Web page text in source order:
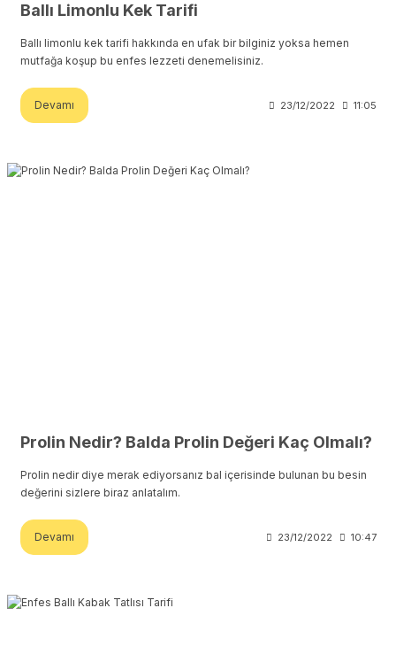
Ballı Limonlu Kek Tarifi
Ballı limonlu kek tarifi hakkında en ufak bir bilginiz yoksa hemen
mutfağa koşup bu enfes lezzeti denemelisiniz.
Devamı 23/12/2022 11:05
Prolin Nedir? Balda Prolin Değeri Kaç Olmalı?
Prolin nedir diye merak ediyorsanız bal içerisinde bulunan bu besin
değerini sizlere biraz anlatalım.
Devamı 23/12/2022 10:47